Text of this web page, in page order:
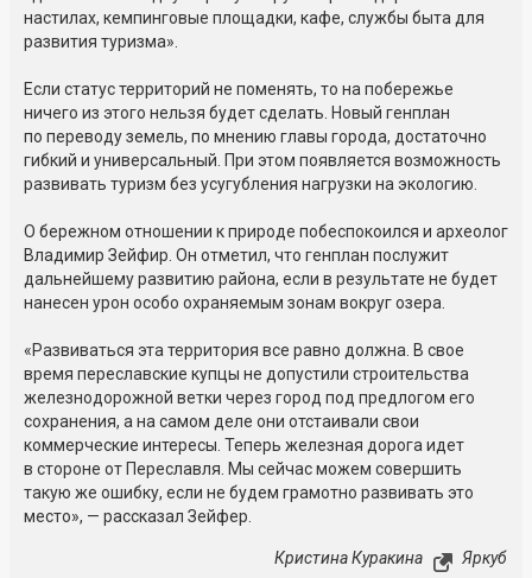
настилах, кемпинговые площадки, кафе, службы быта для
развития туризма».
Если статус территорий не поменять, то на побережье
ничего из этого нельзя будет сделать. Новый генплан
по переводу земель, по мнению главы города, достаточно
гибкий и универсальный. При этом появляется возможность
развивать туризм без усугубления нагрузки на экологию.
О бережном отношении к природе побеспокоился и археолог
Владимир Зейфир. Он отметил, что генплан послужит
дальнейшему развитию района, если в результате не будет
нанесен урон особо охраняемым зонам вокруг озера.
«Развиваться эта территория все равно должна. В свое
время переславские купцы не допустили строительства
железнодорожной ветки через город под предлогом его
сохранения, а на самом деле они отстаивали свои
коммерческие интересы. Теперь железная дорога идет
в стороне от Переславля. Мы сейчас можем совершить
такую же ошибку, если не будем грамотно развивать это
место», — рассказал Зейфер.
Кристина Куракина Яркуб